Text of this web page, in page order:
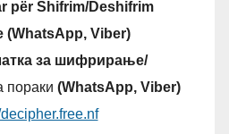
për Shifrim/Deshifrim
(WhatsApp, Viber)
за шифрирање/
пораки (WhatsApp, Viber)